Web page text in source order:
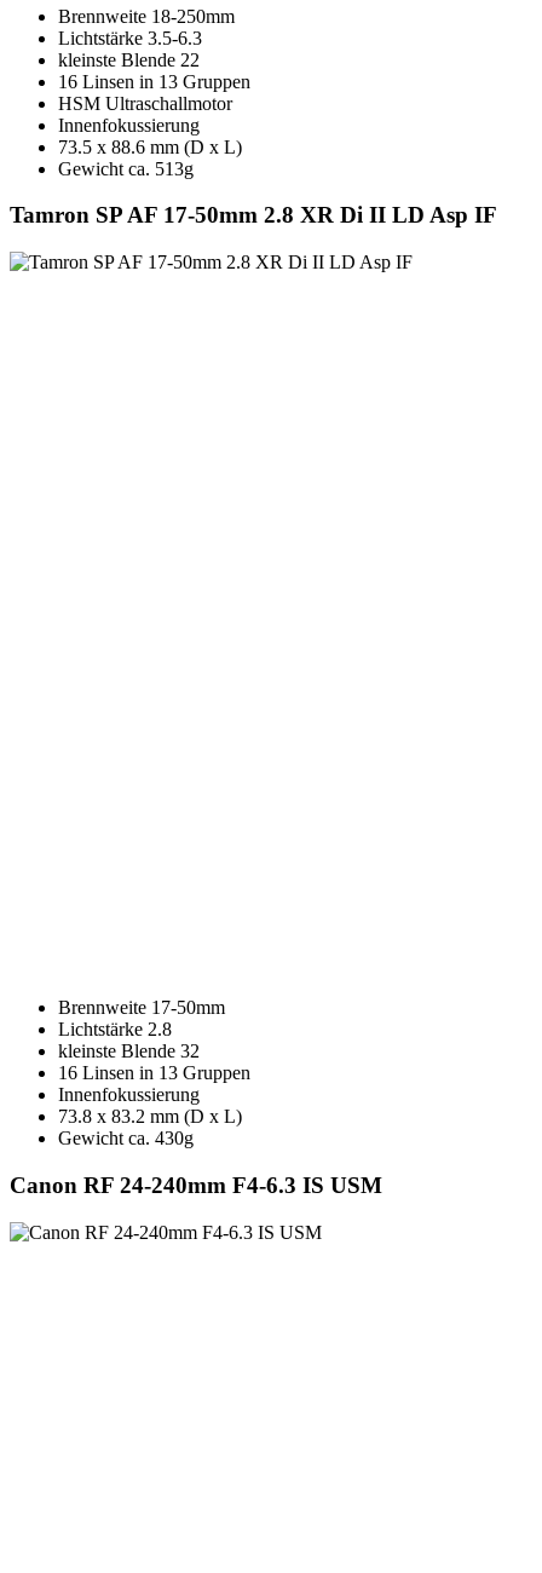
Brennweite 18-250mm
Lichtstärke 3.5-6.3
kleinste Blende 22
16 Linsen in 13 Gruppen
HSM Ultraschallmotor
Innenfokussierung
73.5 x 88.6 mm (D x L)
Gewicht ca. 513g
Tamron SP AF 17-50mm 2.8 XR Di II LD Asp IF
Brennweite 17-50mm
Lichtstärke 2.8
kleinste Blende 32
16 Linsen in 13 Gruppen
Innenfokussierung
73.8 x 83.2 mm (D x L)
Gewicht ca. 430g
Canon RF 24-240mm F4-6.3 IS USM